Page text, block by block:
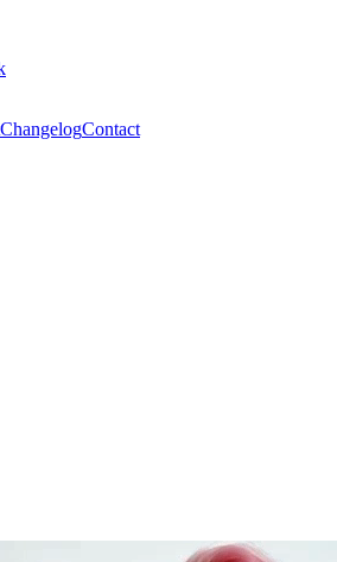
ChangelogContact